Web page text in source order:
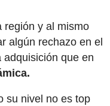
región y al mismo
algún rechazo en el
que en
su nivel no es top